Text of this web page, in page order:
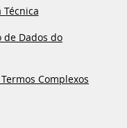
Técnica
de Dados do
Complexos